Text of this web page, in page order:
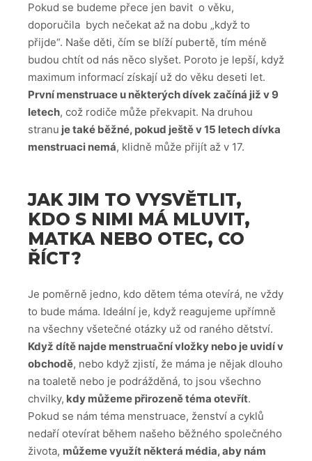
Pokud se budeme přece jen bavit o věku,
doporučila bych nečekat až na dobu „když to
přijde“. Naše děti, čím se blíží pubertě, tím méně
budou chtít od nás něco slyšet. Poroto je lepší, když
maximum informací získají už do věku deseti let.
První menstruace u některých dívek začíná již v 9
letech, což rodiče může překvapit. Na druhou
stranu je také běžné, pokud ještě v 15 letech dívka
menstruaci nemá, klidně může přijít až v 17.
JAK JIM TO VYSVĚTLIT,
KDO S NIMI MÁ MLUVIT,
MATKA NEBO OTEC, CO
ŘÍCT?
Je poměrně jedno, kdo dětem téma otevírá, ne vždy
to bude máma. Ideální je, když reagujeme upřímně
na všechny všetečné otázky už od raného dětství.
Když dítě najde menstruační vložky nebo je uvidí v
obchodě, nebo když zjistí, že máma je nějak dlouho
na toaletě nebo je podrážděná, to jsou všechno
chvilky, kdy můžeme přirozeně téma otevřít.
Pokud se nám téma menstruace, ženství a cyklů
nedaří otevírat během našeho běžného společného
života, můžeme využít některá média, aby nám